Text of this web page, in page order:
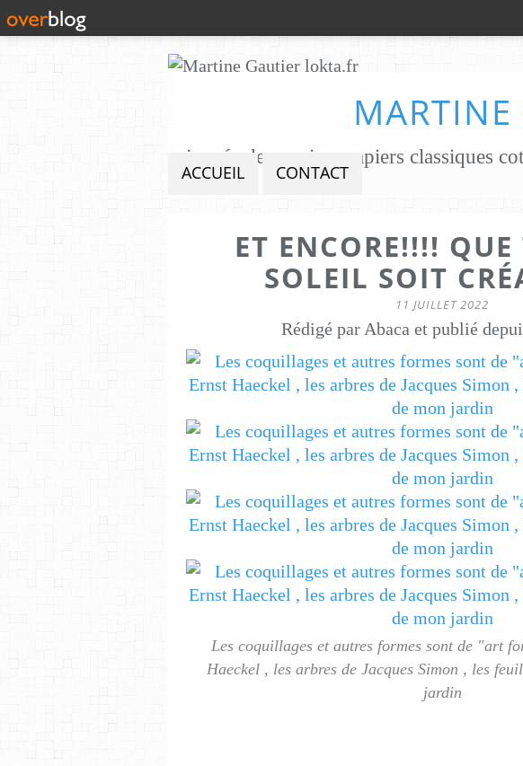
ACCUEIL CONTACT
ET ENCORE!!!! QUE
SOLEIL SOIT
11 JUILLET 2022
Rédigé par Abaca et publié
Les coquillages et autres formes sont de "art
Haeckel , les arbres de Jacques Simon , les
jardin